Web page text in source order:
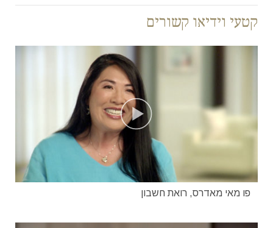
קטעי וידיאו קשורים
פו מאי מאדרס, רואת חשבון